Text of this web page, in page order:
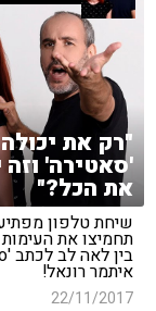
"רק את
'סאטירה' וזה
את הכל?"
שיחת טלפון
תחמיצו את
איתמר רונאל!
22/11/2017